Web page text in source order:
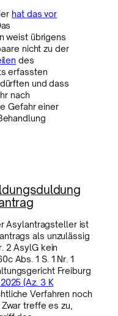
hat das vor
weist übrigens
nicht zu der
des
erfassten
und dass
nach
Gefahr einer
Asylantragsteller ist
als unzulässig
2 AsylG kein
Abs. 1 S. 1 Nr. 1
Freiburg
(Az. 3 K
Verfahren noch
treffe es zu,